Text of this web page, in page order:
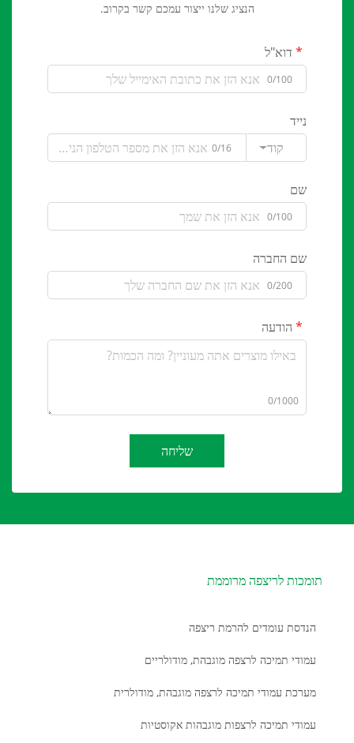
הנציג שלנו ייצור עמכם קשר בקרוב.
דוא"ל
0/100
נייד
קוד
0/16
שם
0/100
שם החברה
0/200
הודעה
0/1000
שליחה
תומכות לריצפה מרוממת
הנדסת עומדים להרמת ריצפה
עמודי תמיכה לרצפה מוגבהת, מודולריים
מערכת עמודי תמיכה לרצפה מוגבהת, מודולרית
עמודי תמיכה לרצפות מוגבהות אקוסטיות